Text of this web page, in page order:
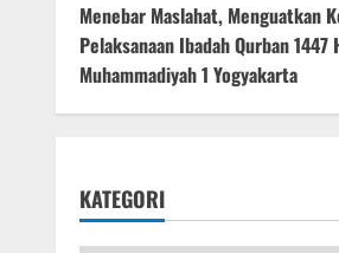
Menebar Maslahat, Menguatkan
Pelaksanaan Ibadah Qurban 1447
Muhammadiyah 1 Yogyakarta
KATEGORI